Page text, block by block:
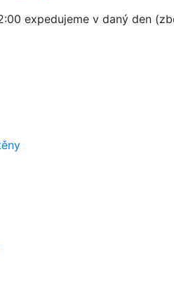
expedujeme v daný den